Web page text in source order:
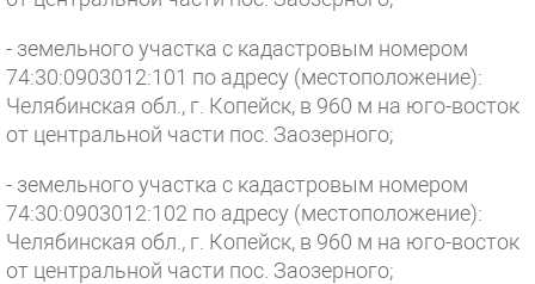
- земельного участка с кадастровым номером
74:30:0903012:101 по адресу (местоположение):
Челябинская обл., г. Копейск, в 960 м на юго-восток
от центральной части пос. Заозерного;
- земельного участка с кадастровым номером
74:30:0903012:102 по адресу (местоположение):
Челябинская обл., г. Копейск, в 960 м на юго-восток
от центральной части пос. Заозерного;